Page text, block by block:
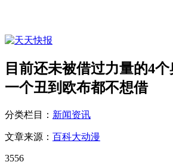
目前还未被借过力量的4
一个丑到欧布都不想借
分类栏目： 新闻资讯
文章来源： 百科大动漫
3556